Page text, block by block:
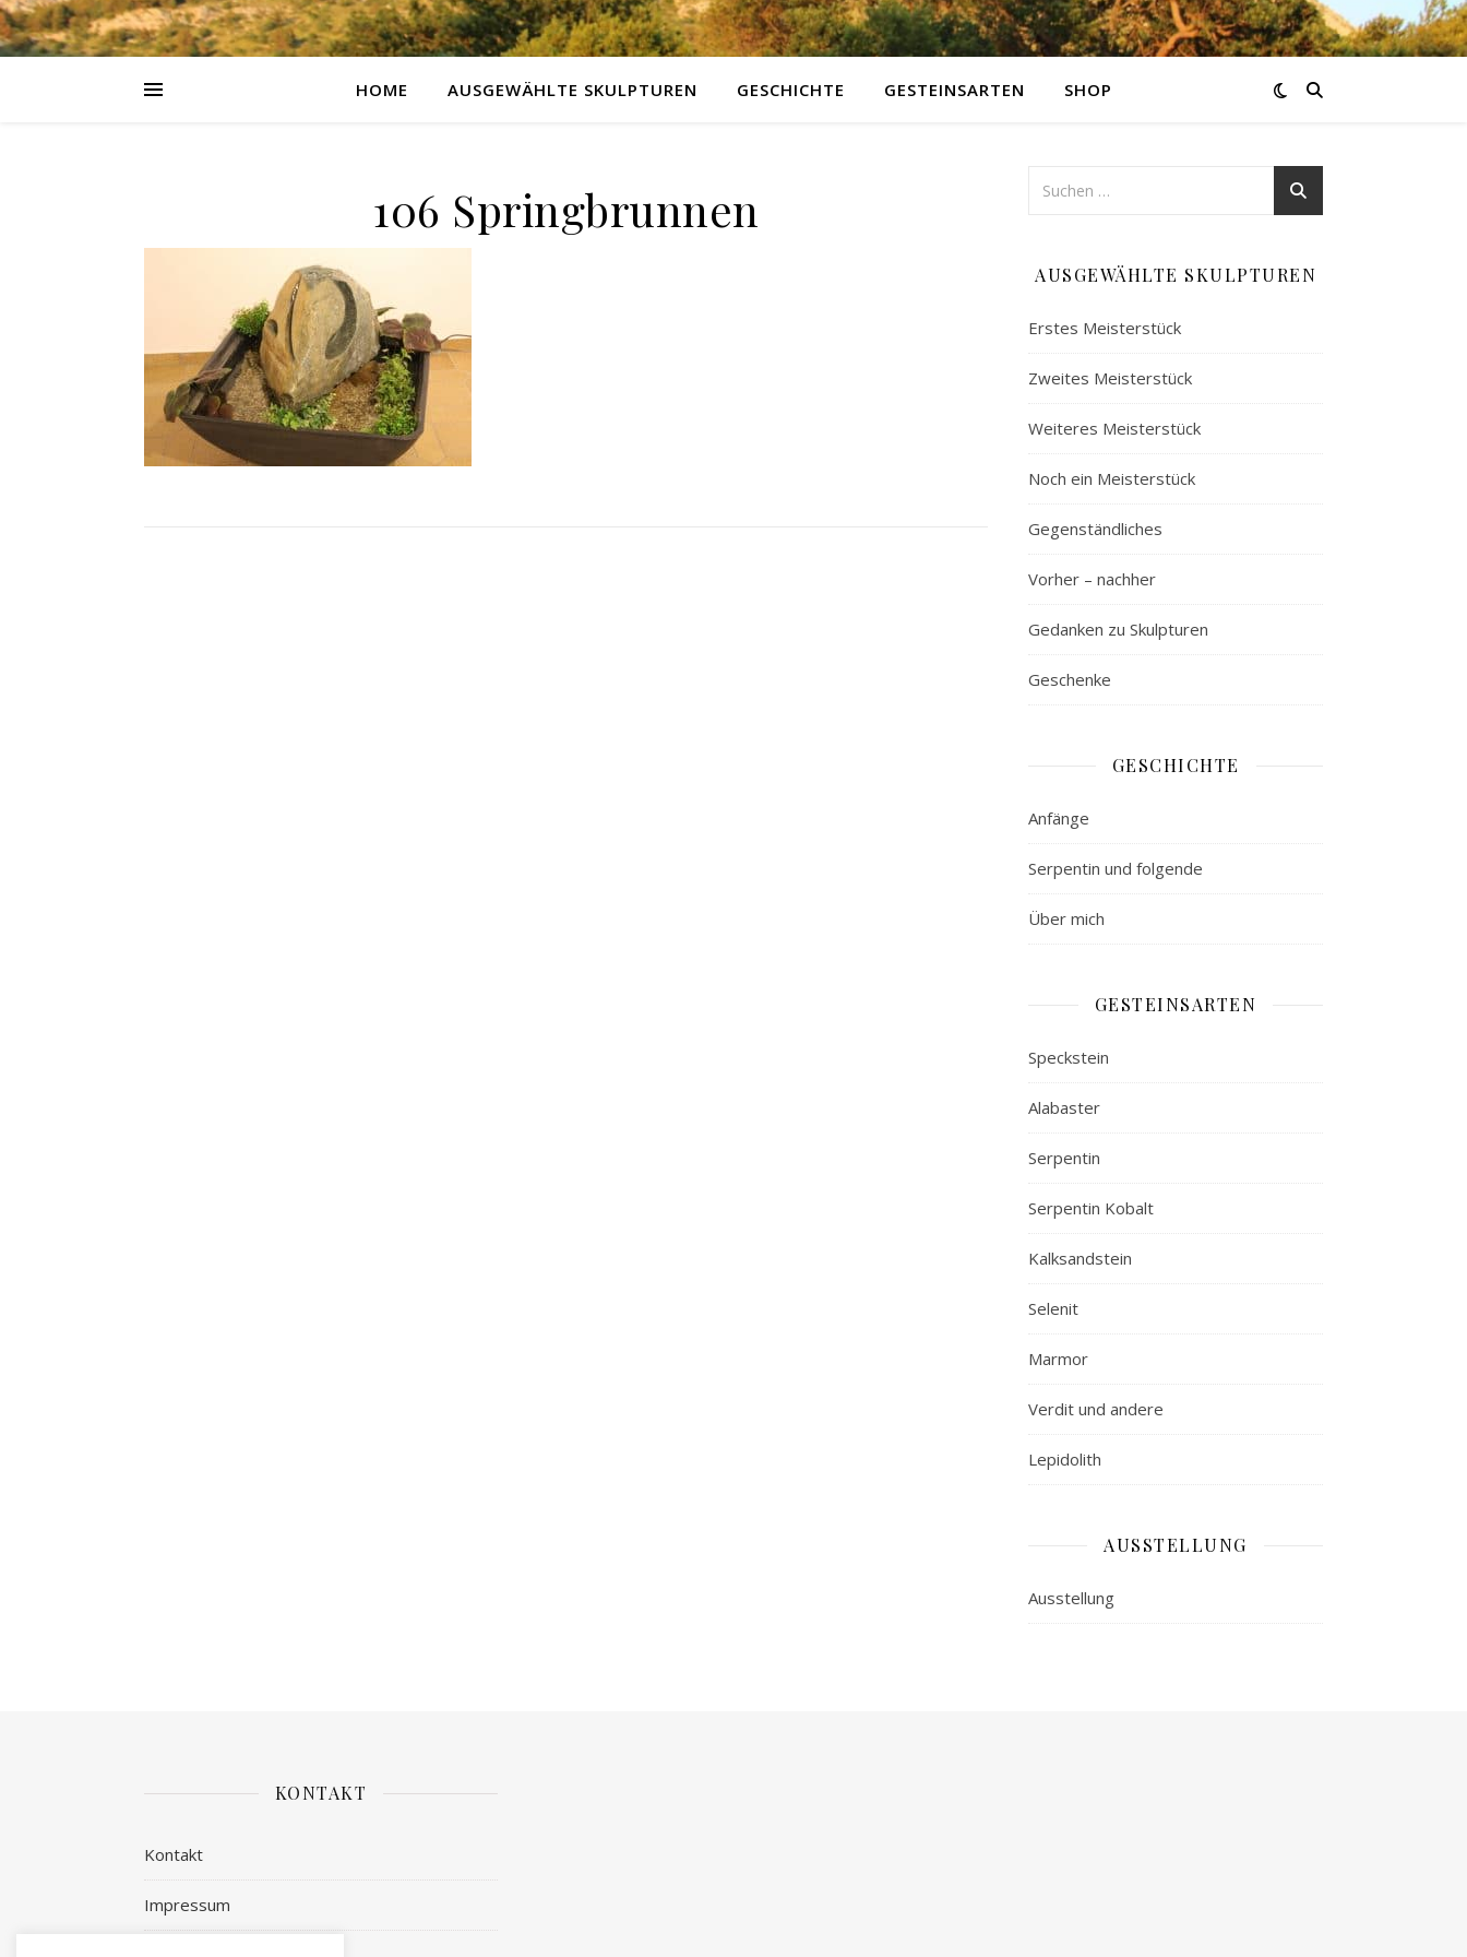
HOME AUSGEWÄHLTE SKULPTUREN GESCHICHTE GESTEINSARTEN SHOP
106 Springbrunnen
AUSGEWÄHLTE SKULPTUREN
Erstes Meisterstück
Zweites Meisterstück
Weiteres Meisterstück
Noch ein Meisterstück
Gegenständliches
Vorher – nachher
Gedanken zu Skulpturen
Geschenke
GESCHICHTE
Anfänge
Serpentin und folgende
Über mich
GESTEINSARTEN
Speckstein
Alabaster
Serpentin
Serpentin Kobalt
Kalksandstein
Selenit
Marmor
Verdit und andere
Lepidolith
AUSSTELLUNG
Ausstellung
KONTAKT
Kontakt
Impressum